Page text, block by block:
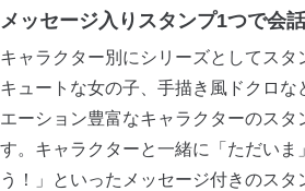
メッセージ入りスタンプ1つで会
キャラクター別にシリーズとしてスタ
キュートな女の子、手描き風ドクロな
エーション豊富なキャラクターのスタ
す。キャラクターと一緒に「ただいま
う！」といったメッセージ付きのス